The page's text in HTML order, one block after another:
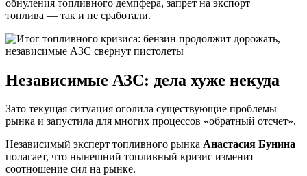
обнуления топливного демпфера, запрет на экспорт
топлива — так и не сработали.
Независимые АЗС: дела хуже некуда
Зато текущая ситуация оголила существующие проблемы
рынка и запустила для многих процессов «обратный отсчет».
Независимый эксперт топливного рынка Анастасия Бунина
полагает, что нынешний топливный кризис изменит
соотношение сил на рынке.